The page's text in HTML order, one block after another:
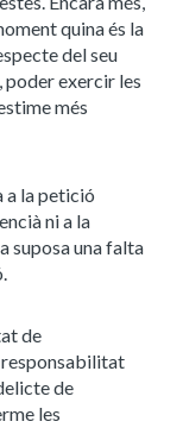
quina és la
del seu
poder exercir les
més
a la petició
ni a la
suposa una falta
de
responsabilitat
de
les